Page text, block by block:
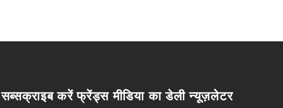
सब्सक्राइब करें फ्रेंड्स मीडिया का डेली न्यूज़लेटर